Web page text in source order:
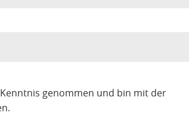
genommen und bin mit der